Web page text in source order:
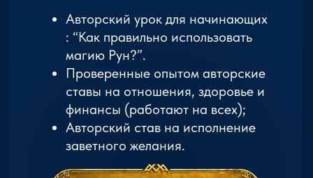
рунической магии и начнем
знакомиться с её практическим
применением.
Узнаем, как мифы и легенды формируют
использование рун в магии и как они
Урок 2: Магия Рун и Мифы